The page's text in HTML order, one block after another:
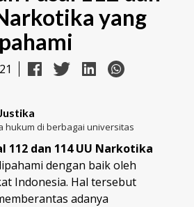
yang
hukum di berbagai universitas
112 dan 114 UU Narkotika
dengan baik oleh
Indonesia. Hal tersebut
adanya